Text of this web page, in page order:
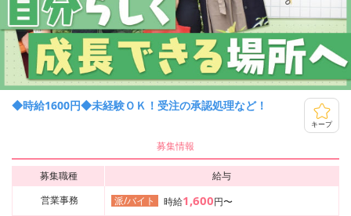
◆時給1600円◆未経験ＯＫ！受注の承認処理など！
キープ
募集情報
募集職種
給与
営業事務
派/バイト 時給1,600円〜